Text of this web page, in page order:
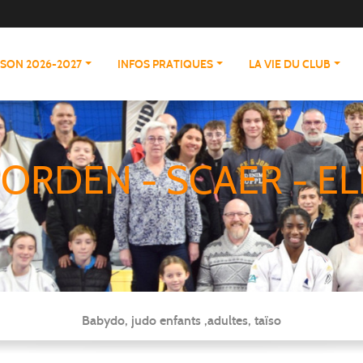
2026-2027 INFOS PRATIQUES LA VIE DU CLUB
- SCAER -
Babydo, judo enfants ,adultes, taïso